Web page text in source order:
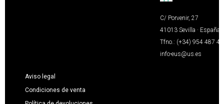
C/ Porvenir, 27
41013 Sevilla · España
Tfno.: (+34) 954 487
info-eus@us.es
Aviso legal
Condiciones de venta